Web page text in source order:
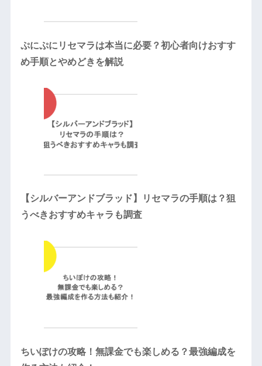
ぷにぷにリセマラは本当に必要？初心者向けおすす
め手順とやめどきを解説
【シルバーアンドブラッド】リセマラの手順は？狙
うべきおすすめキャラも調査
ちいぽけの攻略！無課金でも楽しめる？最強編成を